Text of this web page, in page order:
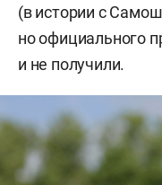
(в истории с
но официального
и не получили.